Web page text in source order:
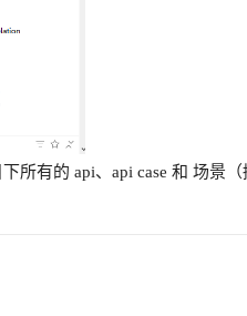
所有的 api、api case 和 场景